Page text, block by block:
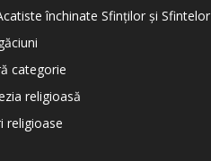
închinate Sfinților și Sfintelor
categorie
religioasă
religioase